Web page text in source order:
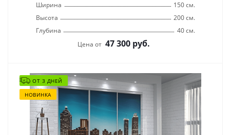
Ширина
150 см.
Высота
200 см.
Глубина
40 см.
Цена от 47 300 руб.
ОТ 3 ДНЕЙ
НОВИНКА